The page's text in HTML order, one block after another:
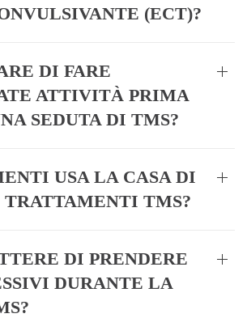
(ECT)?
DI FARE
ATTIVITÀ PRIMA
SEDUTA DI TMS?
USA LA CASA DI
TRATTAMENTI TMS?
DI PRENDERE
DURANTE LA